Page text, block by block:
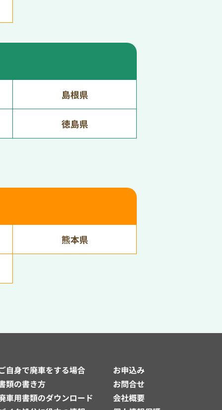
島根県
徳島県
熊本県
自身で廃車をする場合
類の書き方
車用書類のダウンロード
お申込み
お問合せ
会社概要